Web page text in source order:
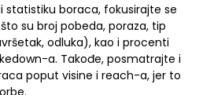
statistiku boraca, fokusirajte se
su broj pobeda, poraza, tip
odluka), kao i procenti
a. Takođe, posmatrajte i
poput visine i reach-a, jer to